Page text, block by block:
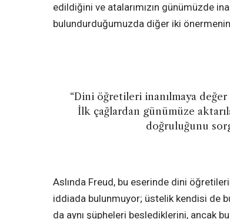
edildiğini ve atalarımızın günümüzde
bulundurduğumuzda diğer iki
“Dini öğretileri inanılmaya değer
İlk çağlardan günümüze
doğruluğunu
Aslında Freud, bu eserinde dini
iddiada bulunmuyor; üstelik kendisi de
da aynı şüpheleri beslediklerini, ancak